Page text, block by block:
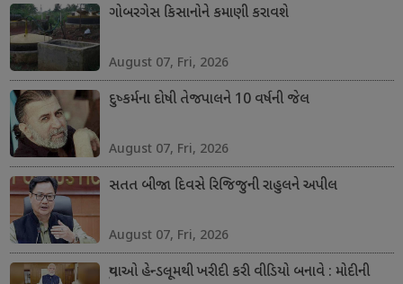
ગોબરગેસ કિસાનોને કમાણી કરાવશે
August 07, Fri, 2026
દુષ્કર્મના દોષી તેજપાલને 10 વર્ષની જેલ
August 07, Fri, 2026
સતત બીજા દિવસે રિજિજુની રાહુલને અપીલ
August 07, Fri, 2026
યુવાઓ હેન્ડલૂમથી ખરીદી કરી વીડિયો બનાવે : મોદીની